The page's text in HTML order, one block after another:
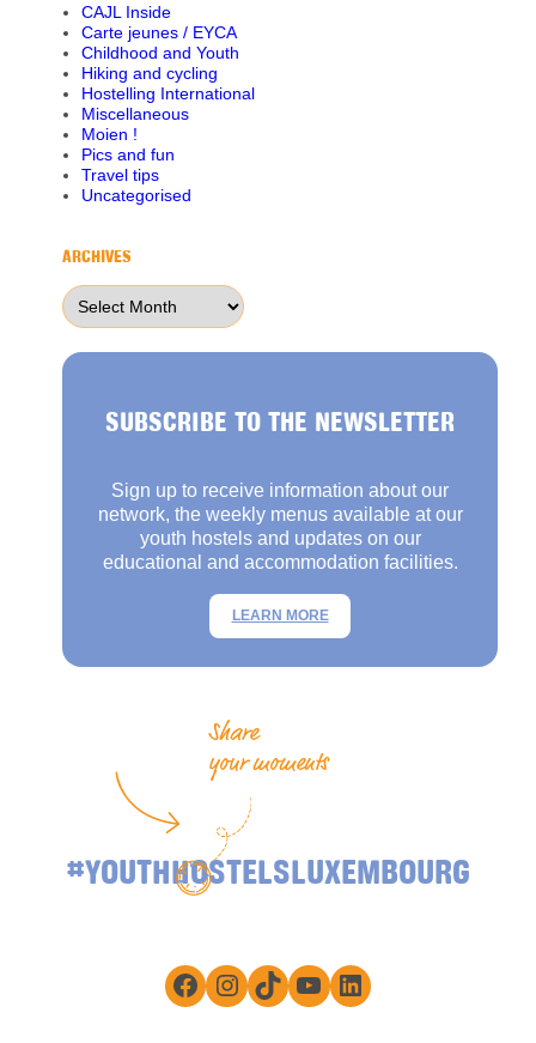
CAJL Inside
Carte jeunes / EYCA
Childhood and Youth
Hiking and cycling
Hostelling International
Miscellaneous
Moien !
Pics and fun
Travel tips
Uncategorised
ARCHIVES
Archives
SUBSCRIBE TO THE NEWSLETTER
Sign up to receive information about our
network, the weekly menus available at our
youth hostels and updates on our
educational and accommodation facilities.
LEARN MORE
Share
your moments
#YOUTHHOSTELSLUXEMBOURG
Facebook
Instagram
TikTokYouTube
LinkedIn